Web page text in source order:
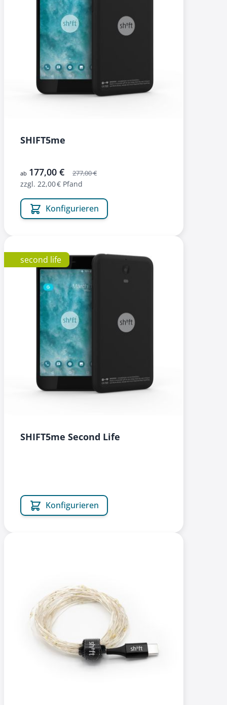
SHIFT5me
ab 177,00 € 277,00 €
zzgl. 22,00 € Pfand
Konfigurieren
second life
SHIFT5me Second Life
Konfigurieren